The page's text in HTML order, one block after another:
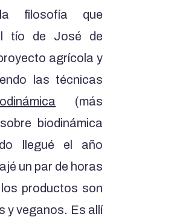
filosofía que
tío de José de
agrícola y
las técnicas
(más
biodinámica
llegué el año
un par de horas
productos son
y veganos. Es allí